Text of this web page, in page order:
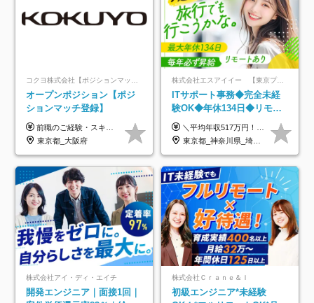
オープンポジション【ポジ
ションマッチ登録】
前職のご経験・スキル等を考慮して決定します。
東京都_大阪府
株式会社エスアイイー 【東京プロマーケット上場】
ITサポート事務◆完全未経
験OK◆年休134日◆リモー
トOK◆残業月7h以下◆賞与
年3回◆5年目まで必ず昇給
＼平均年収517万円！入社5年目まで毎年必ず昇給／ ■賞与年3回 ■年収800万円以上も可 ■入社3年以上の平均年収469.2万円 月給23万2000円以上＋賞与年3回＋各種手当 ☆入社5年目まで最大1万5000円の定期昇給を確約 ┃各種手当充実 ・規定の資格を取得すれば、2000円～5万円を毎月支給（2万4000円～60万円／年） ・研修中に取得した取得率95％の資格でも研修後の給料UP ※月給は年齢・経験・能力を考慮して、優遇いたします ※上記月給金額は固定残業代（20時間/3万1300円円以上）を含み、超過分は別途支給いたします ※試用期間（6ヶ月）は月給に変動はありますが、その他待遇に差異はありません ├入社後1ヶ月～3ヶ月間は、月給20万1900円となります └上記金額は固定残業代（10時間／1万6000円）を含み、超過分は別途支給いたします
東京都_神奈川県_埼玉県_千葉県_大阪府_愛知県_北海道_青森県_岩手県_宮城県_秋田県_山形県_福島県_茨城県_栃木県_群馬県_新潟県_山梨県_長野県_富山県_石川県_福井県_静岡県_岐阜県_三重県_兵庫県_京都府_滋賀県_奈良県_和歌山県_広島県_岡山県_鳥取県_島根県_山口県_徳島県_香川県_愛媛県_高知県_福岡県_熊本県_佐賀県_長崎県_大分県_宮崎県_鹿児島県_沖縄県
株式会社アイ・ディ・エイチ
開発エンジニア｜面接1回｜
株式会社Ｃｒａｎｅ＆Ｉ
初級エンジニア*未経験